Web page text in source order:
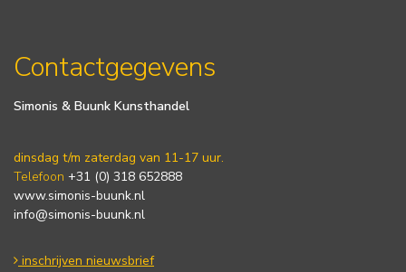
Contactgegevens
Simonis & Buunk Kunsthandel
dinsdag t/m zaterdag van 11-17 uur.
Telefoon +31 (0) 318 652888
www.simonis-buunk.nl
info@simonis-buunk.nl
inschrijven nieuwsbrief